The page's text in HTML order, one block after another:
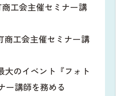
工会主催セミナー講
商工会主催セミナー講
大のイベント『フォト
ー講師を務める